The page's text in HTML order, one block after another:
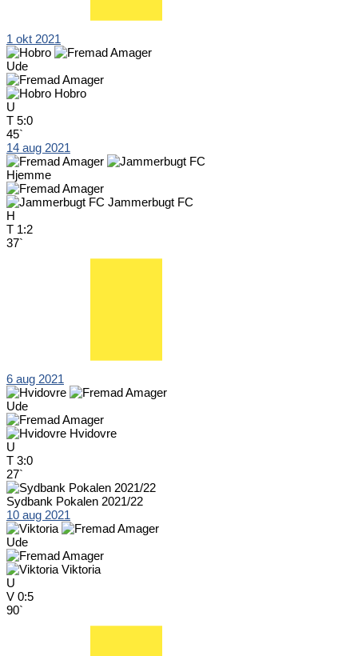
1 okt 2021
Ude
Hobro
U
T 5:0
45`
14 aug 2021
Hjemme
Jammerbugt FC
H
T 1:2
37`
6 aug 2021
Ude
Hvidovre
U
T 3:0
27`
Sydbank Pokalen 2021/22
10 aug 2021
Ude
Viktoria
U
V 0:5
90`